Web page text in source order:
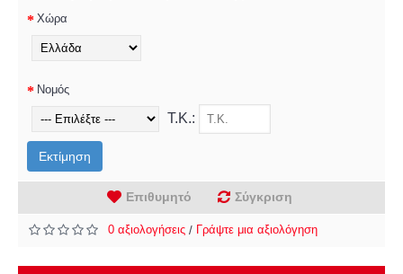
Χώρα
Νομός
Τ.Κ.:
Εκτίμηση
Επιθυμητό Σύγκριση
0 αξιολογήσεις / Γράψτε μια αξιολόγηση